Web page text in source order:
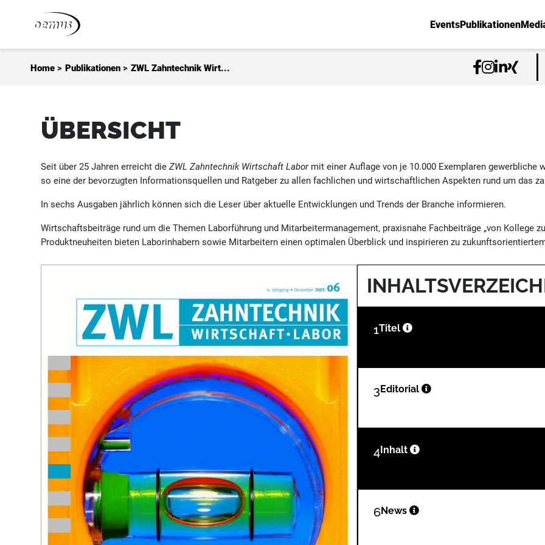
EventsPublikationen
Home > Publikationen > ZWL Zahntechnik Wirt...
ÜBERSICHT
Seit über 25 Jahren erreicht dieZWL Zahntechnik Wirtschaft Labormit einer Auflage von je 10.000 Exemplaren gewerbliche
so eine der bevorzugten Informationsquellen und Ratgeber zu allen fachlichen und wirtschaftlichen Aspekten rund um das
In sechs Ausgaben jährlich können sich die Leser über aktuelle Entwicklungen und Trends der Branche informieren.
Wirtschaftsbeiträge rund um die Themen Laborführung und Mitarbeitermanagement, praxisnahe Fachbeiträge „von Kollege
Produktneuheiten bieten Laborinhabern sowie Mitarbeitern einen optimalen Überblick und inspirieren zu
1Titel
3Editorial
4Inhalt
6News